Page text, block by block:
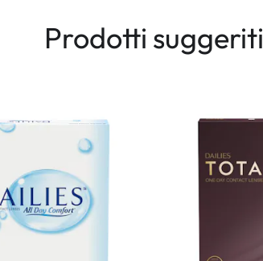
Prodotti suggeriti